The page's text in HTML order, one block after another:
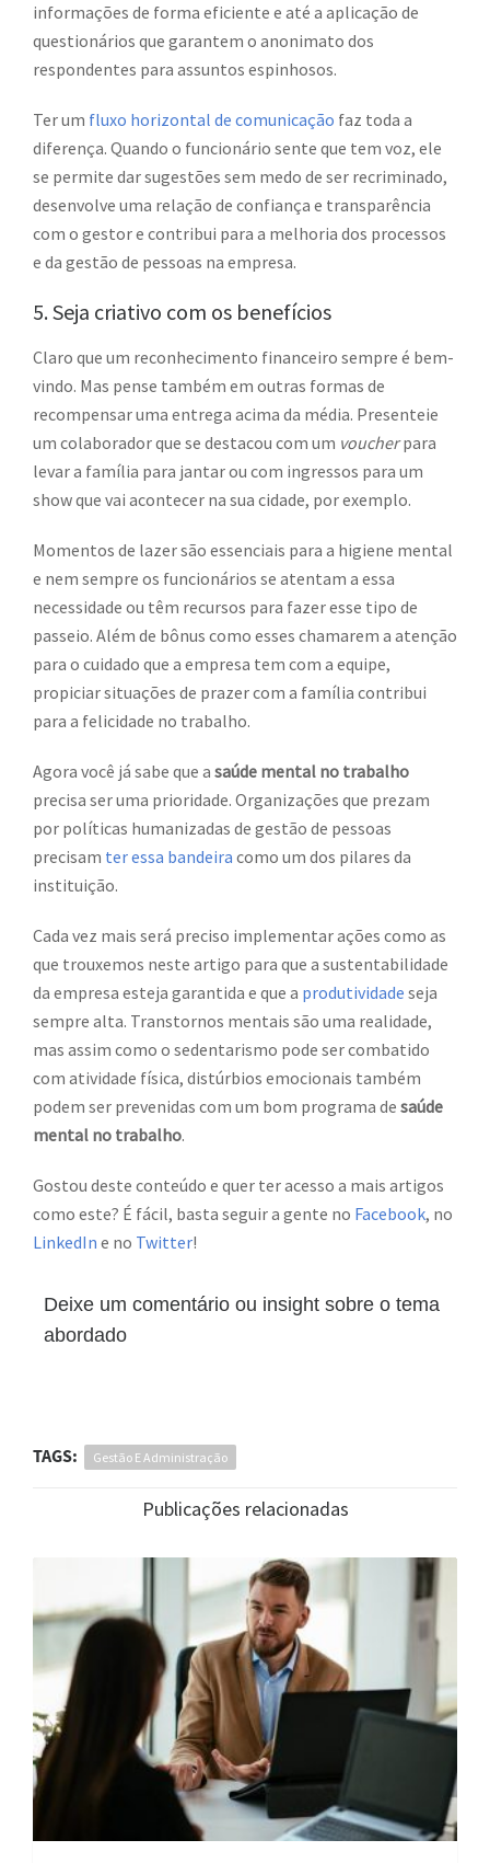
informações de forma eficiente e até a aplicação de
questionários que garantem o anonimato dos
respondentes para assuntos espinhosos.
Ter um fluxo horizontal de comunicação faz toda a
diferença. Quando o funcionário sente que tem voz, ele
se permite dar sugestões sem medo de ser recriminado,
desenvolve uma relação de confiança e transparência
com o gestor e contribui para a melhoria dos processos
e da gestão de pessoas na empresa.
5. Seja criativo com os benefícios
Claro que um reconhecimento financeiro sempre é bem-
vindo. Mas pense também em outras formas de
recompensar uma entrega acima da média. Presenteie
um colaborador que se destacou com um voucherpara
levar a família para jantar ou com ingressos para um
show que vai acontecer na sua cidade, por exemplo.
Momentos de lazer são essenciais para a higiene mental
e nem sempre os funcionários se atentam a essa
necessidade ou têm recursos para fazer esse tipo de
passeio. Além de bônus como esses chamarem a atenção
para o cuidado que a empresa tem com a equipe,
propiciar situações de prazer com a família contribui
para a felicidade no trabalho.
Agora você já sabe que a saúde mental no trabalho
precisa ser uma prioridade. Organizações que prezam
por políticas humanizadas de gestão de pessoas
precisam ter essa bandeira como um dos pilares da
instituição.
Cada vez mais será preciso implementar ações como as
que trouxemos neste artigo para que a sustentabilidade
da empresa esteja garantida e que a produtividade seja
sempre alta. Transtornos mentais são uma realidade,
mas assim como o sedentarismo pode ser combatido
com atividade física, distúrbios emocionais também
podem ser prevenidas com um bom programa de saúde
mental no trabalho.
Gostou deste conteúdo e quer ter acesso a mais artigos
como este? É fácil, basta seguir a gente no Facebook, no
LinkedIn e no Twitter!
Deixe um comentário ou insight sobre o tema
abordado
TAGS: Gestão E Administração
Publicações relacionadas